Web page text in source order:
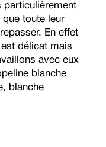
particulièrement
que toute leur
En effet
délicat mais
avec eux
blanche
blanche